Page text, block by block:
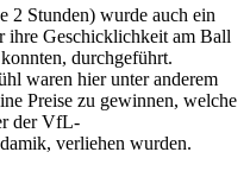
2 Stunden) wurde auch ein
ihre Geschicklichkeit am Ball
durchgeführt.
waren hier unter anderem
Preise zu gewinnen, welche
der VfL-
verliehen wurden.